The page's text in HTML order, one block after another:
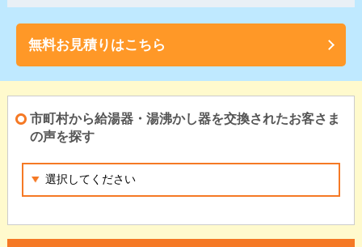
無料お見積りはこちら
市町村から給湯器・湯沸かし器を交換されたお客さま
の声を探す